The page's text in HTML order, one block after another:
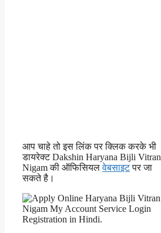
आप चाहे तो इस लिंक पर क्लिक करके भी
डायरेक्ट Dakshin Haryana Bijli Vitran
Nigam की ऑफिसियलवेबसाइटपर जा
सकते है।